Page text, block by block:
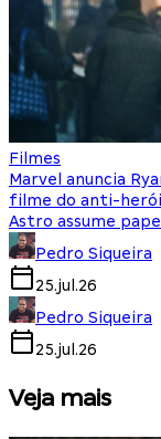
Filmes
Marvel anuncia
filme do anti-herói
Astro assume
Pedro Siqueira
25.jul.26
Pedro Siqueira
25.jul.26
Veja mais